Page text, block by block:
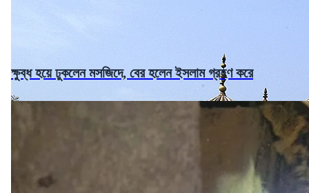
ক্ষুব্ধ হয়ে ঢুকলেন মসজিদে, বের হলেন ইসলাম গ্রহণ করে